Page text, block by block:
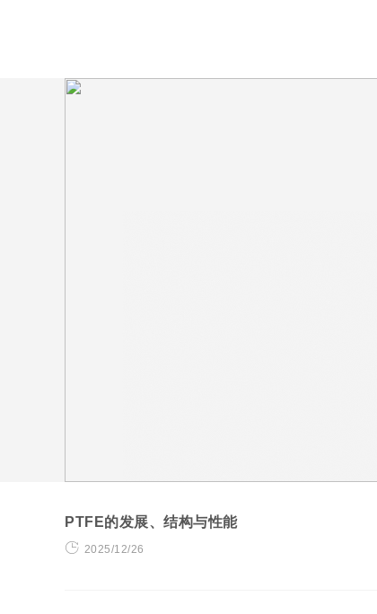
PTFE的发展、结构与性能
2025/12/26